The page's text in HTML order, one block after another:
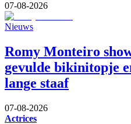
07-08-2026
Nieuws
Romy Monteiro
gevulde bikinitopje
lange staaf
07-08-2026
Actrices